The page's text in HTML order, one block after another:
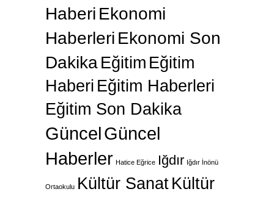
Haberi Ekonomi
Haberleri Ekonomi Son
Dakika Eğitim Eğitim
Haberi Eğitim Haberleri
Eğitim Son Dakika
GüncelGüncel
Haberler Hatice Eğrice Iğdır Iğdır İnönü
Ortaokulu Kültür SanatKültür